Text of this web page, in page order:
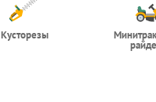
Кусторезы